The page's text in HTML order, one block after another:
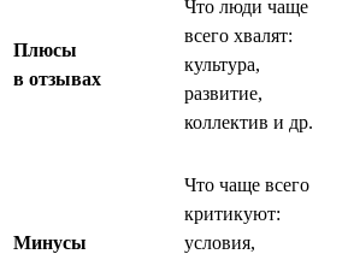
Плюсы
в отзывах
Что люди чаще
всего хвалят:
культура,
развитие,
коллектив и др.
Минусы
Что чаще всего
критикуют:
условия,